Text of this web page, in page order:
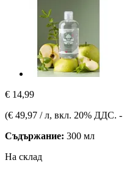
€ 14,99
(€ 49,97 / л, вкл. 20% ДДС. -
Съдържание: 300 мл
На склад